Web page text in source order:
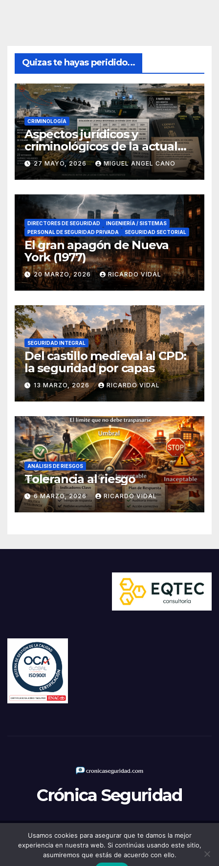
Quizas te hayas peridido...
CRIMINOLOGÍA
Aspectos jurídicos y
criminológicos de la actual
lucha contra el narcotráfico
en el sur de España
27 MAYO, 2026 MIGUEL ANGEL CANO
DIRECTORES DE SEGURIDAD
INGENIERÍA / SISTEMAS
PERSONAL DE SEGURIDAD PRIVADA
SEGURIDAD SECTORIAL
El gran apagón de Nueva
York (1977)
20 MARZO, 2026 RICARDO VIDAL
SEGURIDAD INTEGRAL
Del castillo medieval al CPD:
la seguridad por capas
13 MARZO, 2026 RICARDO VIDAL
ANÁLISIS DE RIESGOS
Tolerancia al riesgo
6 MARZO, 2026 RICARDO VIDAL
Crónica Seguridad
Funciona gracias a WordPress|Tema: Newsup deThemeansar
Aviso legal
Usamos cookies para asegurar que te damos la mejor
experiencia en nuestra web. Si continúas usando este sitio,
asumiremos que estás de acuerdo con ello.